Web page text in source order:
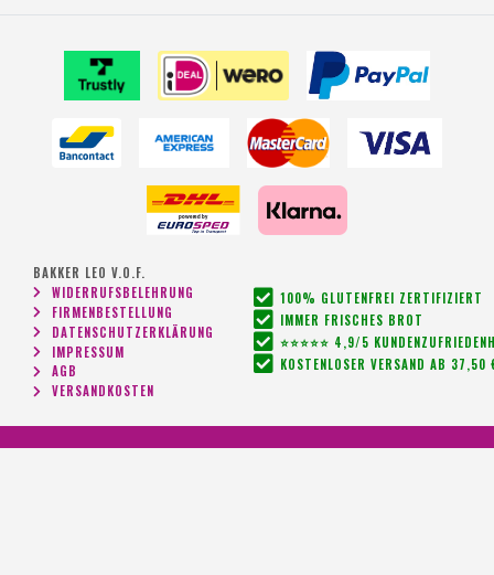
BAKKER LEO V.O.F.
WIDERRUFSBELEHRUNG
FIRMENBESTELLUNG
DATENSCHUTZERKLÄRUNG
IMPRESSUM
AGB
VERSANDKOSTEN
100% GLUTENFREI ZERTIFIZIERT
IMMER FRISCHES BROT
⭐⭐⭐⭐⭐ 4,9/5
KOSTENLOSER VERSAND AB 37,50